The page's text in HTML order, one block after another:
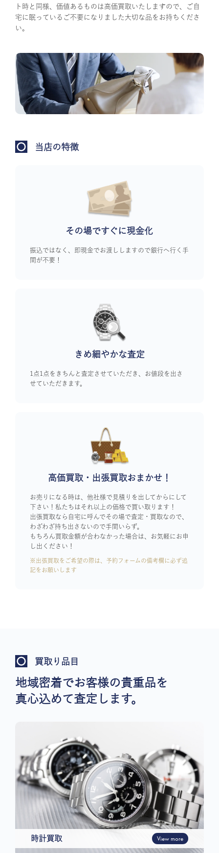
ト時と同様、価値あるものは高価買取いたしますので、ご自
宅に眠っているご不要になりました大切な品をお持ちくださ
い。
当店の特徴
その場ですぐに現金化
振込ではなく、即現金でお渡ししますので銀行へ行く手
間が不要！
きめ細やかな査定
1点1点をきちんと査定させていただき、お値段を出さ
せていただきます。
高価買取・出張買取おまかせ！
お売りになる時は、他社様で見積りを出してからにして
下さい！私たちはそれ以上の価格で買い取ります！
出張買取なら自宅に呼んでその場で査定・買取なので、
わざわざ持ち出さないので手間いらず。
もちろん買取金額が合わなかった場合は、お気軽にお申
し出ください！
※出張買取をご希望の際は、予約フォームの備考欄に必ず追
記をお願いします
買取り品目
地域密着でお客様の貴重品を
真心込めて査定します。
時計買取 View more